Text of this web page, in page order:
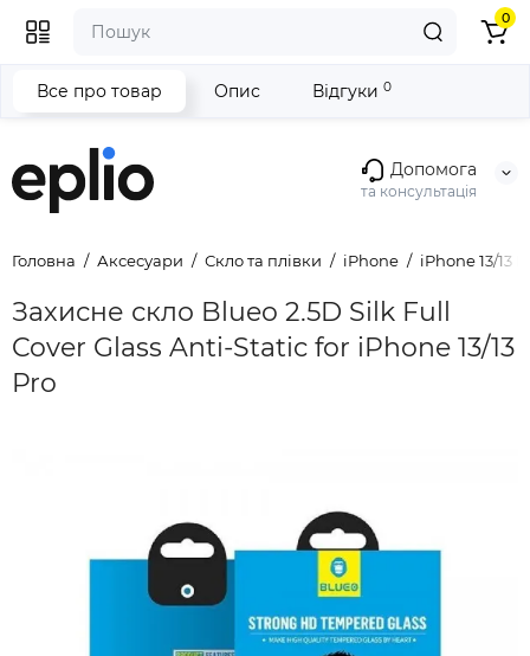
Допомога
та консультація
0
Головна Аксесуари Скло та плівки iPhone iPhone 13/13
Захисне скло Blueo 2.5D Silk Full
Cover Glass Anti-Static for iPhone 13/13
Pro
Все про товар Опис Відгуки 0